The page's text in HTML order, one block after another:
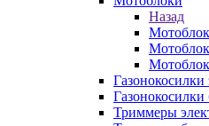
Назад
Газонокосилки
Триммеры